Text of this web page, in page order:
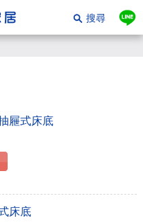
搜尋
屜式床底
床底